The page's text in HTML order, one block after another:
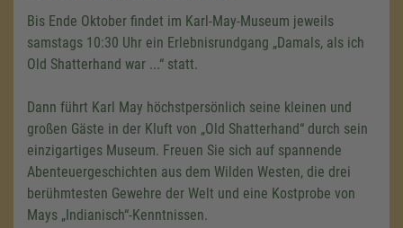
Bis Ende Oktober findet im Karl-May-Museum jeweils
samstags 10:30 Uhr ein Erlebnisrundgang „Damals, als ich
Old Shatterhand war ...“ statt.
Dann führt Karl May höchstpersönlich seine kleinen und
großen Gäste in der Kluft von „Old Shatterhand“ durch sein
einzigartiges Museum. Freuen Sie sich auf spannende
Abenteuergeschichten aus dem Wilden Westen, die drei
berühmtesten Gewehre der Welt und eine Kostprobe von
Mays „Indianisch“-Kenntnissen.